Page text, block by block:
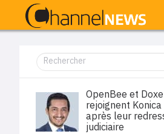
OpenBee et
rejoignent
après leur
judiciaire